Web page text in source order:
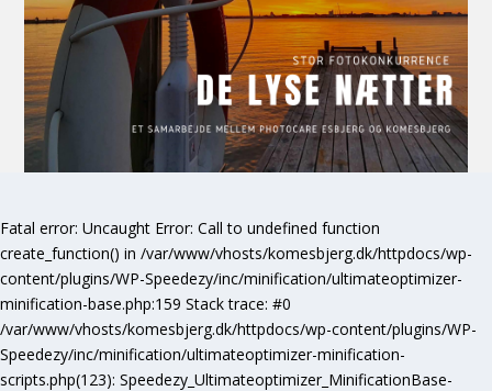
Fatal error: Uncaught Error: Call to undefined function
create_function() in /var/www/vhosts/komesbjerg.dk/httpdocs/wp-
content/plugins/WP-Speedezy/inc/minification/ultimateoptimizer-
minification-base.php:159 Stack trace: #0
/var/www/vhosts/komesbjerg.dk/httpdocs/wp-content/plugins/WP-
Speedezy/inc/minification/ultimateoptimizer-minification-
scripts.php(123): Speedezy_Ultimateoptimizer_MinificationBase-